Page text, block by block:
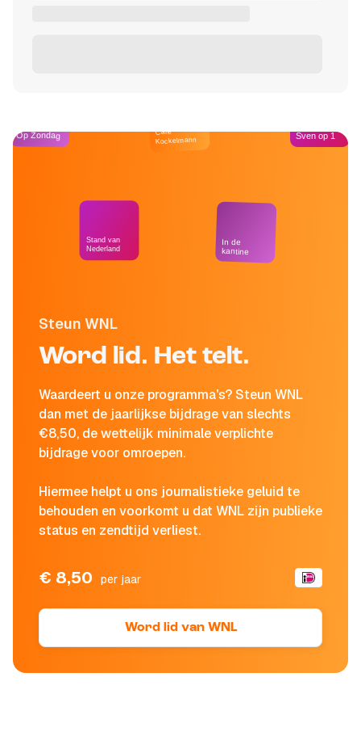
Steun WNL
Word lid. Het telt.
Waardeert u onze programma's? Steun WNL
dan met de jaarlijkse bijdrage van slechts
€8,50, de wettelijk minimale verplichte
bijdrage voor omroepen.
Hiermee helpt u ons journalistieke geluid te
behouden en voorkomt u dat WNL zijn publieke
status en zendtijd verliest.
€ 8,50 per jaar
Word lid van WNL
Op Zondag
Stand van
Nederland
Café
Kockelmann
In de
kantine
Sven op 1